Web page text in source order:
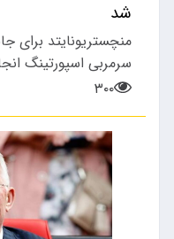
شد
منچستریونایتد برای
سرمربی اسپورتینگ
۳۰۰